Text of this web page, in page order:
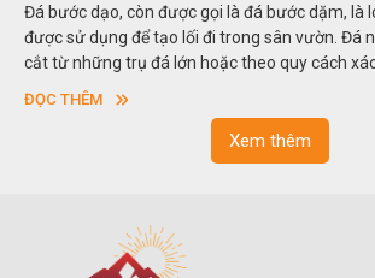
Đá bước dạo, còn được gọi là đá bước dặm, là
được sử dụng để tạo lối đi trong sân vườn. Đá
cắt từ những trụ đá lớn hoặc theo quy cách xác
vuông hoặc hình chữ nhật và có độ dày khác
ĐỌC THÊM
Xem thêm